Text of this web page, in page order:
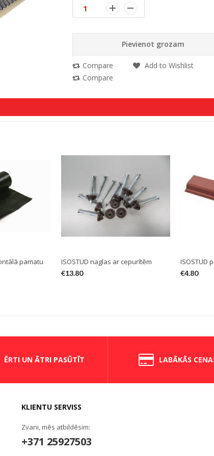
Pievienot grozam
Compare
Add to Wishlist
Compare
pamatu
ISOSTUD naglas ar cepurītēm
€13.80
ISOSTUD
€4.80
ĒRTI UN ĀTRI PASŪTĪT LABĀKĀS
KLIENTU SERVISS
Zvani, mēs atbildēsim:
+371 25927503